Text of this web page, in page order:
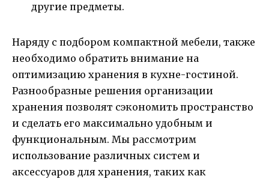
другие предметы.
Наряду с подбором компактной мебели, также
необходимо обратить внимание на
оптимизацию хранения в кухне-гостиной.
Разнообразные решения организации
хранения позволят сэкономить пространство
и сделать его максимально удобным и
функциональным. Мы рассмотрим
использование различных систем и
аксессуаров для хранения, таких как